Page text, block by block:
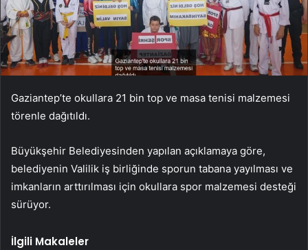
Gaziantep’te okullara 21 bin top ve masa tenisi malzemesi
törenle dağıtıldı.
Büyükşehir Belediyesinden yapılan açıklamaya göre,
belediyenin Valilik iş birliğinde sporun tabana yayılması ve
imkanların arttırılması için okullara spor malzemesi desteği
sürüyor.
İlgili Makaleler